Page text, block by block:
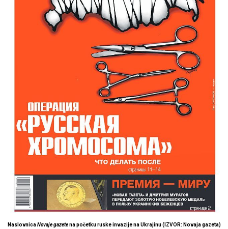
NaslovnicaNovaje gazetena početku ruske invazije na Ukrajinu (IZVOR: Novaja gazeta)